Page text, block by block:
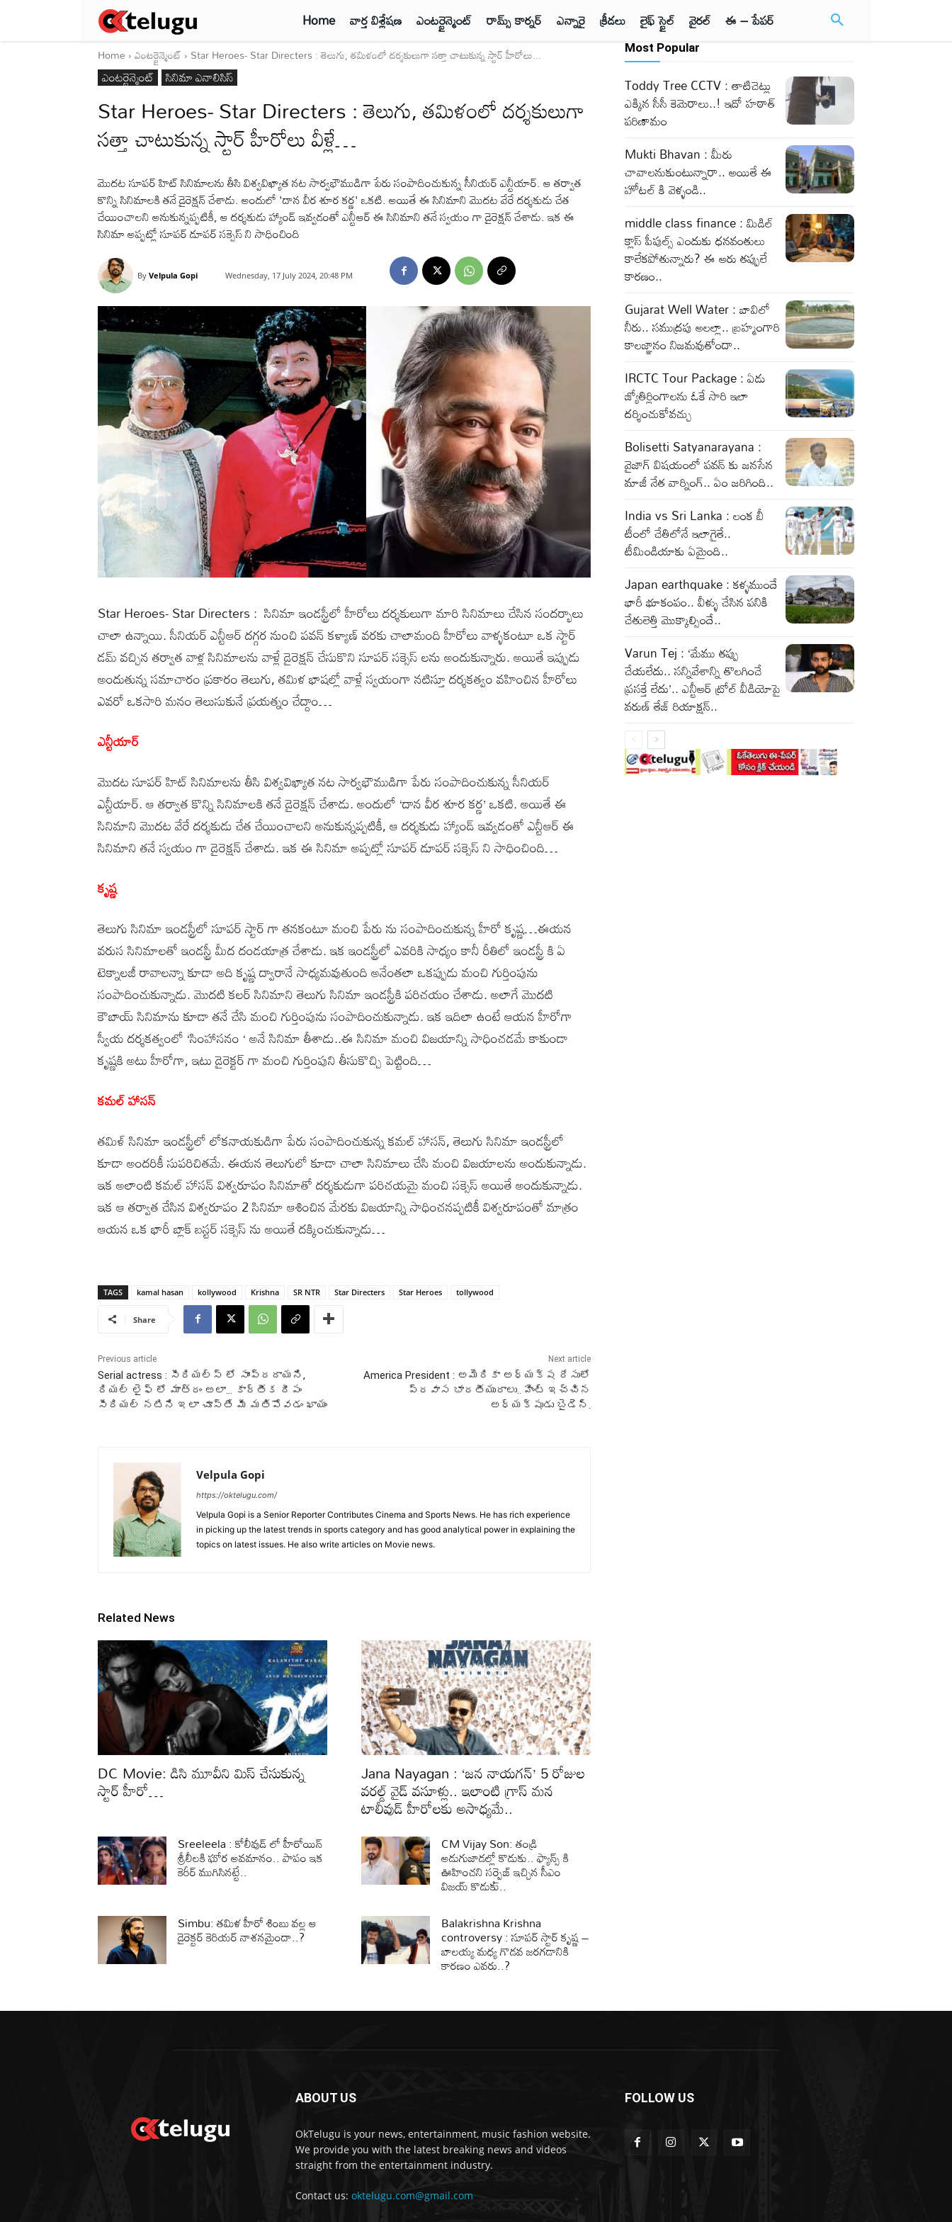
Home వార్త విశ్లేషణ ఎంటర్టైన్మెంట్ రామ్స్ కార్నర్ ఎన్నారై క్రీడలు లైఫ్ స్టైల్ వైరల్ ఈ – పేపర్
Home ఎంటర్టైన్మెంట్ Star Heroes- Star Directers : తెలుగు, తమిళంలో దర్శకులుగా సత్తా చాటుకున్న స్టార్ హీరోలు...
ఎంటర్టైన్మెంట్ సినిమా ఎనాలిసిస్
Star Heroes- Star Directers : తెలుగు, తమిళంలో దర్శకులుగా
సత్తా చాటుకున్న స్టార్ హీరోలు వీళ్లే…
మొదట సూపర్ హిట్ సినిమాలను తీసి విశ్వవిఖ్యాత నట సార్వభౌముడిగా పేరు సంపాదించుకున్న సీనియర్ ఎన్టీయార్. ఆ తర్వాత
కొన్ని సినిమాలకి తనే డైరెక్షన్ చేశాడు. అందులో 'దాన వీర శూర కర్ణ' ఒకటి. అయితే ఈ సినిమాని మొదట వేరే దర్శకుడు చేత
చేయించాలని అనుకున్నప్పటికీ, ఆ దర్శకుడు హ్యాండ్ ఇవ్వడంతో ఎన్టీఆర్ ఈ సినిమాని తనే స్వయం గా డైరెక్షన్ చేశాడు. ఇక ఈ
సినిమా అప్పట్లో సూపర్ డూపర్ సక్సెస్ ని సాధించింది
By Velpula Gopi Wednesday, 17 July 2024, 20:48 PM
Star Heroes- Star Directers : సినిమా ఇండస్ట్రీలో హీరోలు దర్శకులుగా మారి సినిమాలు చేసిన సందర్భాలు
చాలా ఉన్నాయి. సీనియర్ ఎన్టీఆర్ దగ్గర నుంచి పవన్ కళ్యాణ్ వరకు చాలామంది హీరోలు వాళ్ళకంటూ ఒక స్టార్
డమ్ వచ్చిన తర్వాత వాళ్ల సినిమాలను వాళ్లే డైరెక్షన్ చేసుకొని సూపర్ సక్సెస్ లను అందుకున్నారు. అయితే ఇప్పుడు
అందుతున్న సమాచారం ప్రకారం తెలుగు, తమిళ భాషల్లో వాళ్లే స్వయంగా నటిస్తూ దర్శకత్వం వహించిన హీరోలు
ఎవరో ఒకసారి మనం తెలుసుకునే ప్రయత్నం చేద్దాం…
ఎన్టీయార్
మొదట సూపర్ హిట్ సినిమాలను తీసి విశ్వవిఖ్యాత నట సార్వభౌముడిగా పేరు సంపాదించుకున్న సీనియర్
ఎన్టీయార్. ఆ తర్వాత కొన్ని సినిమాలకి తనే డైరెక్షన్ చేశాడు. అందులో ‘దాన వీర శూర కర్ణ’ ఒకటి. అయితే ఈ
సినిమాని మొదట వేరే దర్శకుడు చేత చేయించాలని అనుకున్నప్పటికీ, ఆ దర్శకుడు హ్యాండ్ ఇవ్వడంతో ఎన్టీఆర్ ఈ
సినిమాని తనే స్వయం గా డైరెక్షన్ చేశాడు. ఇక ఈ సినిమా అప్పట్లో సూపర్ డూపర్ సక్సెస్ ని సాధించింది…
కృష్ణ
తెలుగు సినిమా ఇండస్ట్రీలో సూపర్ స్టార్ గా తనకంటూ మంచి పేరు ను సంపాదించుకున్న హీరో కృష్ణ…ఈయన
వరుస సినిమాలతో ఇండస్ట్రీ మీద దండయాత్ర చేశాడు. ఇక ఇండస్ట్రీలో ఎవరికి సాధ్యం కానీ రీతిలో ఇండస్ట్రీ కి ఏ
టెక్నాలజీ రావాలన్నా కూడా అది కృష్ణ ద్వారానే సాధ్యమవుతుంది అనేంతలా ఒకప్పుడు మంచి గుర్తింపును
సంపాదించుకున్నాడు. మొదటి కలర్ సినిమాని తెలుగు సినిమా ఇండస్ట్రీకి పరిచయం చేశాడు. అలాగే మొదటి
కౌబాయ్ సినిమాను కూడా తనే చేసి మంచి గుర్తింపును సంపాదించుకున్నాడు. ఇక ఇదిలా ఉంటే ఆయన హీరోగా
స్వీయ దర్శకత్వంలో ‘సింహాసనం ‘ అనే సినిమా తీశాడు..ఈ సినిమా మంచి విజయాన్ని సాధించడమే కాకుండా
కృష్ణకి అటు హీరోగా, ఇటు డైరెక్టర్ గా మంచి గుర్తింపుని తీసుకొచ్చి పెట్టింది…
కమల్ హాసన్
తమిళ్ సినిమా ఇండస్ట్రీలో లోకనాయకుడిగా పేరు సంపాదించుకున్న కమల్ హాసన్, తెలుగు సినిమా ఇండస్ట్రీలో
కూడా అందరికీ సుపరిచితమే. ఈయన తెలుగులో కూడా చాలా సినిమాలు చేసి మంచి విజయాలను అందుకున్నాడు.
ఇక అలాంటి కమల్ హాసన్ విశ్వరూపం సినిమాతో దర్శకుడుగా పరిచయమై మంచి సక్సెస్ అయితే అందుకున్నాడు.
ఇక ఆ తర్వాత చేసిన విశ్వరూపం 2 సినిమా ఆశించిన మేరకు విజయాన్ని సాధించనప్పటికీ విశ్వరూపంతో మాత్రం
ఆయన ఒక భారీ బ్లాక్ బస్టర్ సక్సెస్ ను అయితే దక్కించుకున్నాడు…
TAGS kamal hasan kollywood Krishna SR NTR Star Directers Star Heroes tollywood
Share
Previous article
Serial actress : సీరియల్స్ లో సాంప్రదాయని,
రియల్ లైఫ్ లో మాత్రం అలా… కార్తీక దీపం
సీరియల్ నటిని ఇలా చూస్తే మీ మతిపోవడం ఖాయం
Next article
America President : అమెరికా అధ్యక్ష రేసులో
ప్రవాస భారతీయురాలు.. హింట్‌ ఇచ్చిన
అధ్యక్షుడు బైడెన్‌.
Velpula Gopi
https://oktelugu.com/
Velpula Gopi is a Senior Reporter Contributes Cinema and Sports News. He has rich experience
in picking up the latest trends in sports category and has good analytical power in explaining the
topics on latest issues. He also write articles on Movie news.
Related News
DC Movie: డిసి మూవీని మిస్ చేసుకున్న
స్టార్ హీరో…
Jana Nayagan : ‘జన నాయగన్’ 5 రోజుల
వరల్డ్ వైడ్ వసూళ్లు.. ఇలాంటి గ్రాస్ మన
టాలీవుడ్ హీరోలకు అసాధ్యమే..
Sreeleela : కోలీవుడ్ లో హీరోయిన్
శ్రీలీలకి ఘోర అవమానం.. పాపం ఇక
కెరీర్ ముగిసినట్టే..
CM Vijay Son: తండ్రి
అడుగుజాడల్లో కొడుకు.. ఫ్యాన్స్ కి
ఊహించని సర్ప్రైజ్ ఇచ్చిన సీఎం
విజయ్ కొడుకు..
Simbu: తమిళ హీరో శింబు వల్ల ఆ
డైరెక్టర్ కెరియర్ నాశనమైందా..?
Balakrishna Krishna
controversy : సూపర్ స్టార్ కృష్ణ –
బాలయ్య మధ్య గొడవ జరగడానికి
కారణం ఎవరు..?
Most Popular
Toddy Tree CCTV : తాటిచెట్లు
ఎక్కిన సీసీ కెమెరాలు..! ఇదో హఠాత్
పరిణామం
Mukti Bhavan : మీరు
చావాలనుకుంటున్నారా.. అయితే ఈ
హోటల్ కి వెళ్ళండి..
middle class finance : మిడిల్
క్లాస్ పీపుల్స్ ఎందుకు ధనవంతులు
కాలేకపోతున్నారు? ఈ ఆరు తప్పులే
కారణం..
Gujarat Well Water : బావిలో
నీరు.. సముద్రపు అలల్లా.. బ్రహ్మంగారి
కాలజ్ఞానం నిజమవుతోందా..
IRCTC Tour Package : ఏడు
జ్యోతిర్లింగాలను ఓకే సారి ఇలా
దర్శించుకోవచ్చు
Bolisetti Satyanarayana :
వైజాగ్ విషయంలో పవన్ కు జనసేన
మాజీ నేత వార్నింగ్.. ఏం జరిగింది..
India vs Sri Lanka : లంక బీ
టీంలో చేతిలోనే ఇలాగైతే..
టీమిండియాకు ఏమైంది..
Japan earthquake : కళ్ళముందే
భారీ భూకంపం.. వీళ్ళు చేసిన పనికి
చేతులెత్తి మొక్కాల్సిందే..
Varun Tej : ‘మేము తప్పు
చేయలేదు.. సన్నివేశాన్ని తొలగించే
ప్రసక్తే లేదు’.. ఎన్టీఆర్ ట్రోల్ వీడియోపై
వరుణ్ తేజ్ రియాక్షన్..
ABOUT US
OkTelugu is your news, entertainment, music fashion website.
We provide you with the latest breaking news and videos
straight from the entertainment industry.
Contact us: oktelugu.com@gmail.com
FOLLOW US